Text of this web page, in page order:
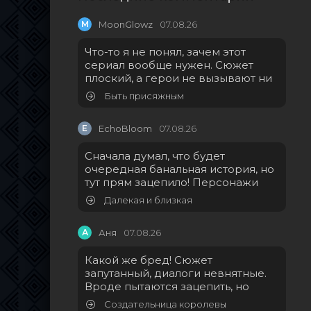
M MoonGlowz 07.08.26
Что-то я не понял, зачем этот
сериал вообще нужен. Сюжет
плоский, а герои не вызывают ни
Быть присяжным
E EchoBloom 07.08.26
Сначала думал, что будет
очередная банальная история, но
тут прям зацепило! Персонажи
Далекая и близкая
А Аня 07.08.26
Какой же бред! Сюжет
запутанный, диалоги невнятные.
Вроде пытаются зацепить, но
Создательница королевы